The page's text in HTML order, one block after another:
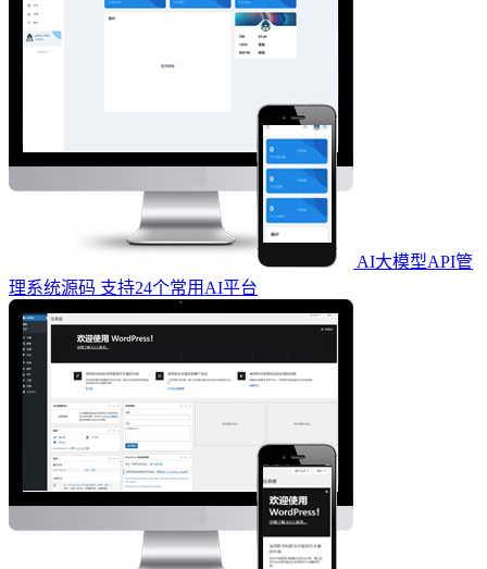
AI大模型API管
理系统源码 支持24个常用AI平台